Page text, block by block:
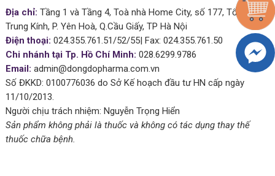
Địa chỉ: Tầng 1 và Tầng 4, Toà nhà Home City, số 177, Tổ 51 Phố
Trung Kính, P. Yên Hoà, Q.Cầu Giấy, TP Hà Nội
Điện thoại: 024.355.761.51/52/55| Fax: 024.355.761.50
Chi nhánh tại Tp. Hồ Chí Minh: 028.6299.9786
Email: admin@dongdopharma.com.vn
Số ĐKKD: 0100776036 do Sở Kế hoạch đầu tư HN cấp ngày
11/10/2013.
Người chịu trách nhiệm: Nguyễn Trọng Hiển
Sản phẩm không phải là thuốc và không có tác dụng thay thế
thuốc chữa bệnh.